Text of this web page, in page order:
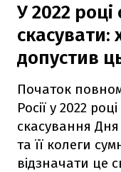
У 2022
скасувати:
допустив
Початок
Росії у 2022
скасування
та її колеги
відзначати це